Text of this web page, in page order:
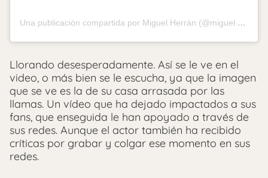
Una publicación compartida por Miguel Herrán (@miguel.g.herran)
Llorando desesperadamente. Así se le ve en el
video, o más bien se le escucha, ya que la imagen
que se ve es la de su casa arrasada por las
llamas. Un vídeo que ha dejado impactados a sus
fans, que enseguida le han apoyado a través de
sus redes. Aunque el actor también ha recibido
críticas por grabar y colgar ese momento en sus
redes.